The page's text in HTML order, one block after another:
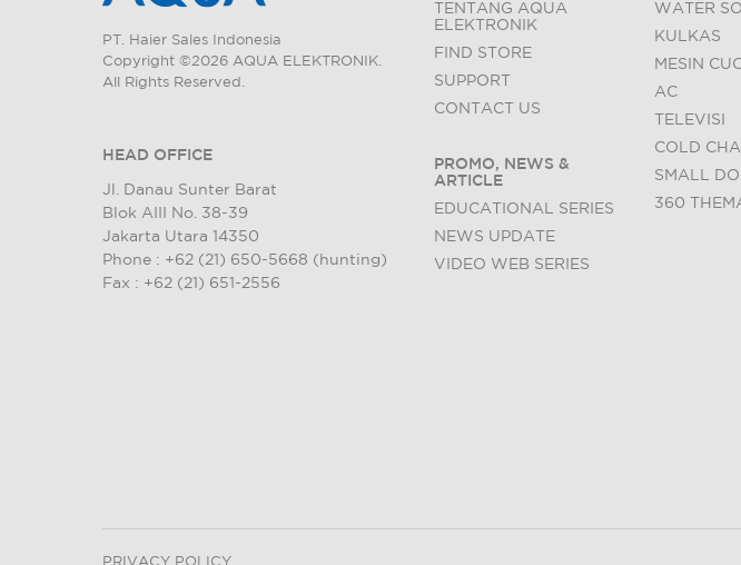
PT. Haier Sales Indonesia
Copyright ©2026 AQUA ELEKTRONIK.
All Rights Reserved.
HEAD OFFICE
Jl. Danau Sunter Barat
Blok AIII No. 38-39
Jakarta Utara 14350
Phone : +62 (21) 650-5668 (hunting)
Fax : +62 (21) 651-2556
TENTANG AQUA
ELEKTRONIK
FIND STORE
SUPPORT
CONTACT US
PROMO, NEWS &
ARTICLE
EDUCATIONAL SERIES
NEWS UPDATE
VIDEO WEB SERIES
WATER
KULKAS
MESIN
AC
TELEVISI
COLD
SMALL
360
PRIVACY POLICY